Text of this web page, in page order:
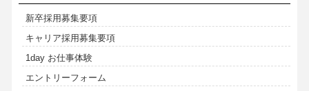
新卒採用募集要項
キャリア採用募集要項
1day お仕事体験
エントリーフォーム